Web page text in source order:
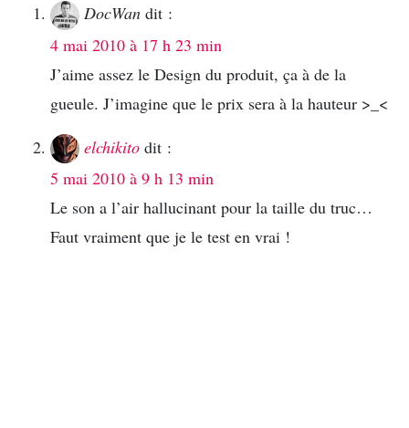
DocWan dit :
4 mai 2010 à 17 h 23 min
J’aime assez le Design du produit, ça à de la
gueule. J’imagine que le prix sera à la hauteur >_<
elchikito dit :
5 mai 2010 à 9 h 13 min
Le son a l’air hallucinant pour la taille du truc…
Faut vraiment que je le test en vrai !